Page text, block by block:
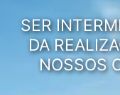
SER
DA
NOSSOS